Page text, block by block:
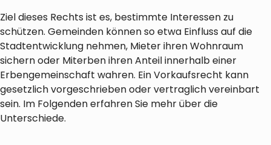
Ziel dieses Rechts ist es, bestimmte Interessen zu
schützen. Gemeinden können so etwa Einfluss auf die
Stadtentwicklung nehmen, Mieter ihren Wohnraum
sichern oder Miterben ihren Anteil innerhalb einer
Erbengemeinschaft wahren. Ein Vorkaufsrecht kann
gesetzlich vorgeschrieben oder vertraglich vereinbart
sein. Im Folgenden erfahren Sie mehr über die
Unterschiede.